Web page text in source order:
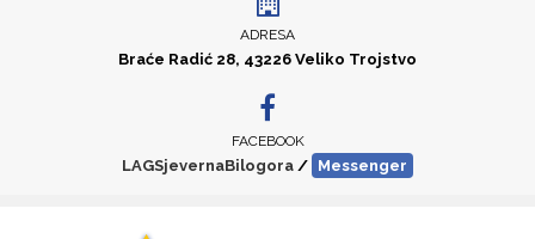
ADRESA
Braće Radić 28, 43226 Veliko Trojstvo
FACEBOOK
LAGSjevernaBilogora / Messenger